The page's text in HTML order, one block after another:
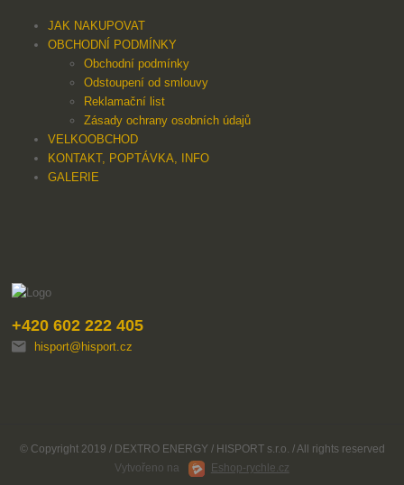
JAK NAKUPOVAT
OBCHODNÍ PODMÍNKY
Obchodní podmínky
Odstoupení od smlouvy
Reklamační list
Zásady ochrany osobních údajů
VELKOOBCHOD
KONTAKT, POPTÁVKA, INFO
GALERIE
+420 602 222 405
hisport@hisport.cz
© Copyright 2019 / DEXTRO ENERGY / HISPORT s.r.o. / All rights reserved
Vytvořeno na
Eshop-rychle.cz